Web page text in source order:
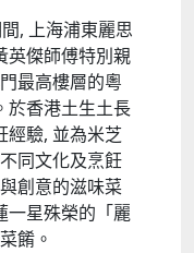
, 上海浦東麗思
英傑師傅特別親
最高樓層的粵
於香港土生土長
經驗, 並為米芝
同文化及烹飪
創意的滋味菜
一星殊榮的「麗
餚。